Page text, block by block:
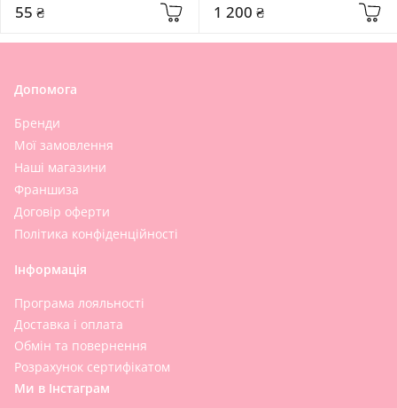
55 ₴ 1 200 ₴
Допомога
Бренди
Мої замовлення
Наші магазини
Франшиза
Договір оферти
Політика конфіденційності
Інформація
Програма лояльності
Доставка і оплата
Обмін та повернення
Розрахунок сертифікатом
Ми в Інстаграм